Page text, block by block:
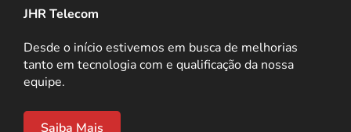
JHR Telecom
Desde o início estivemos em busca de melhorias
tanto em tecnologia com e qualificação da nossa
equipe.
Saiba Mais